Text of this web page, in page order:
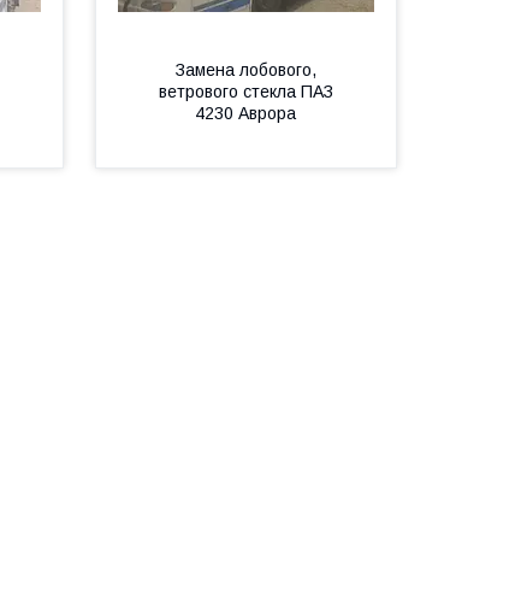
Замена лобового,
ветрового стекла ПАЗ
4230 Аврора